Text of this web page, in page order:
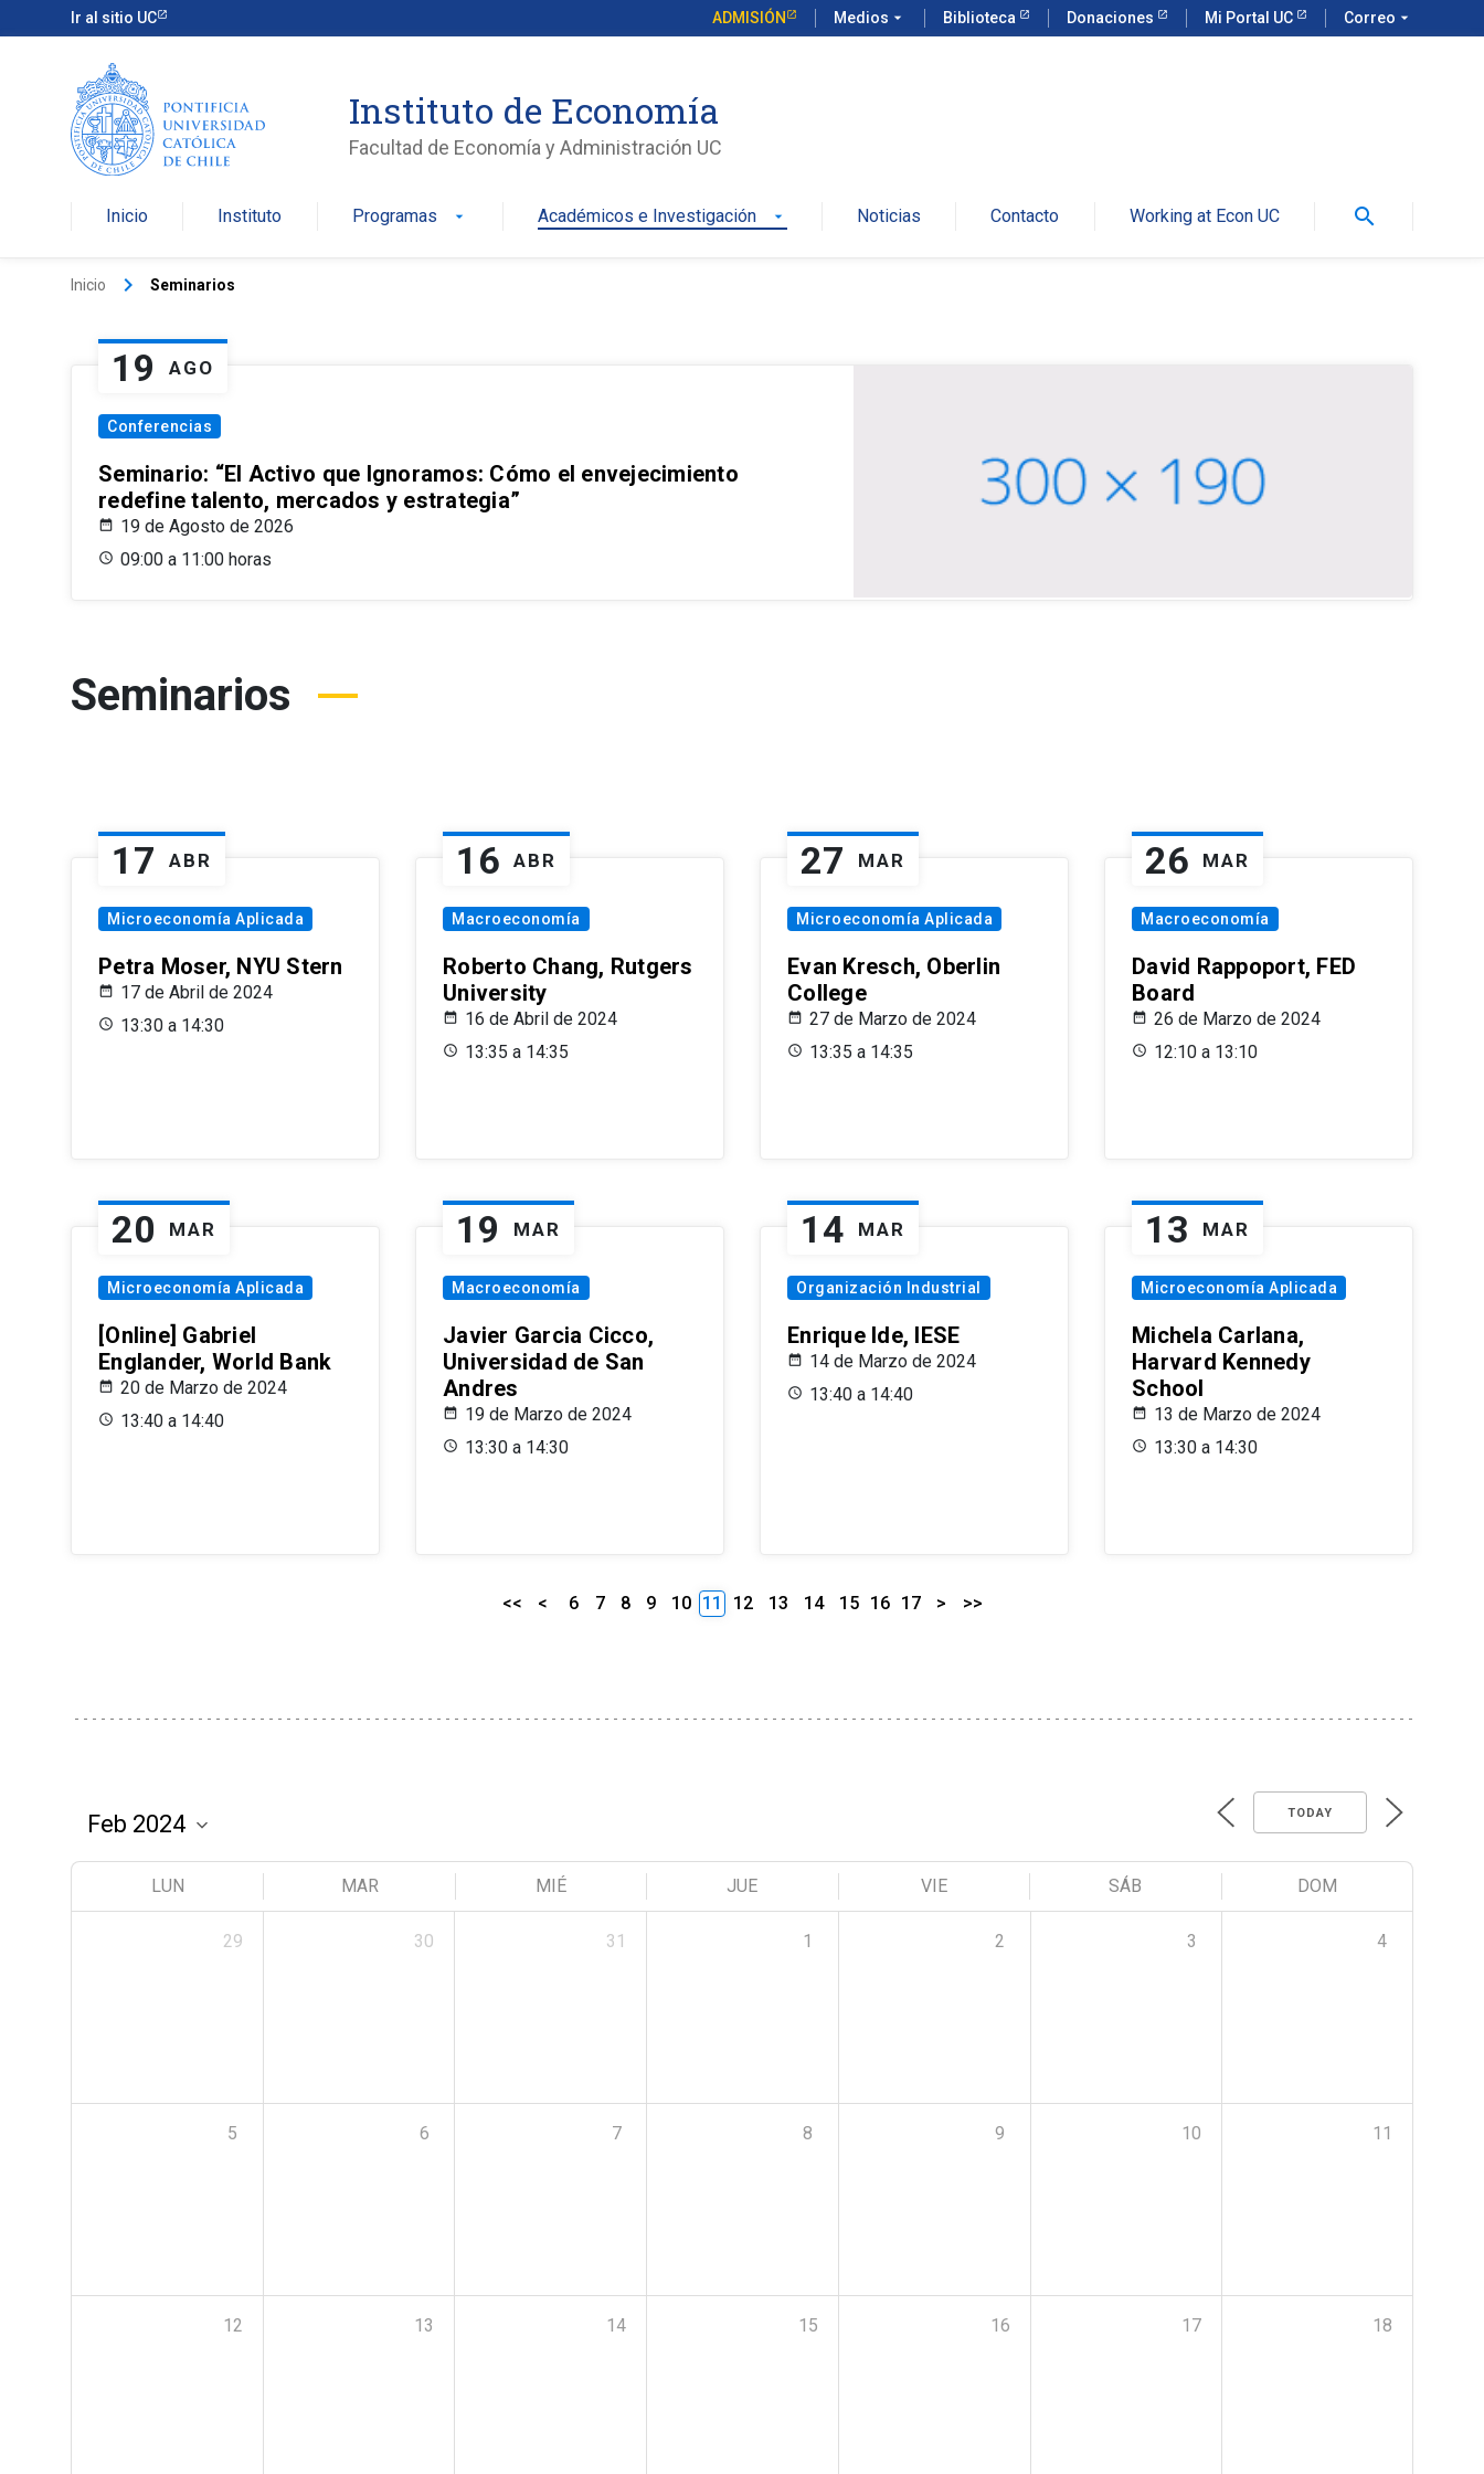
Ir al sitio UC ADMISIÓN Medios arrow_drop_down Biblioteca Donaciones Mi Portal UC Correo arrow_drop_down
Instituto de Economía
Facultad de Economía y Administración UC
Inicio Instituto Programas arrow_drop_down Académicos e Investigación arrow_drop_down Noticias Contacto Working at Econ UC search
Inicio keyboard_arrow_right Seminarios
19 AGO
Conferencias
Seminario: “El Activo que Ignoramos: Cómo el envejecimiento
redefine talento, mercados y estrategia”
19 de Agosto de 2026
09:00 a 11:00 horas
Seminarios
17 ABR
Microeconomía Aplicada
Petra Moser, NYU Stern
17 de Abril de 2024
13:30 a 14:30
16 ABR
Macroeconomía
Roberto Chang, Rutgers
University
16 de Abril de 2024
13:35 a 14:35
27 MAR
Microeconomía Aplicada
Evan Kresch, Oberlin
College
27 de Marzo de 2024
13:35 a 14:35
26 MAR
Macroeconomía
David Rappoport, FED
Board
26 de Marzo de 2024
12:10 a 13:10
20 MAR
Microeconomía Aplicada
[Online] Gabriel
Englander, World Bank
20 de Marzo de 2024
13:40 a 14:40
19 MAR
Macroeconomía
Javier Garcia Cicco,
Universidad de San
Andres
19 de Marzo de 2024
13:30 a 14:30
14 MAR
Organización Industrial
Enrique Ide, IESE
14 de Marzo de 2024
13:40 a 14:40
13 MAR
Microeconomía Aplicada
Michela Carlana,
Harvard Kennedy
School
13 de Marzo de 2024
13:30 a 14:30
<< < 6 7 8 9 10 11 12 13 14 15 16 17 > >>
TODAY
LUN MAR MIÉ JUE VIE SÁB DOM
29 30 31 1 2 3 4
5 6 7 8 9 10 11
12 13 14 15 16 17 18